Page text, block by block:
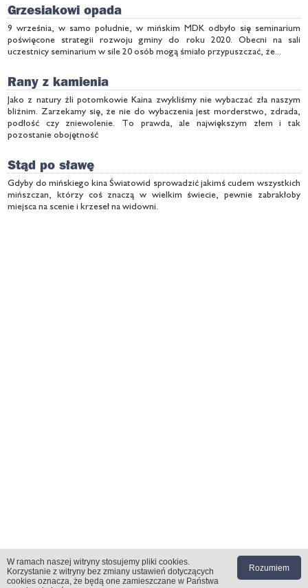
Grzesiakowi opada
9 września, w samo południe, w mińskim MDK odbyło się seminarium
poświęcone strategii rozwoju gminy do roku 2020. Obecni na sali
uczestnicy seminarium w sile 20 osób mogą śmiało przypuszczać, że...
Rany z kamienia
Jako z natury źli potomkowie Kaina zwykliśmy nie wybaczać zła naszym
bliźnim. Zarzekamy się, że nie do wybaczenia jest morderstwo, zdrada,
podłość czy zniewolenie. To prawda, ale największym złem i tak
pozostanie obojętność
Stąd po sławę
Gdyby do mińskiego kina Światowid sprowadzić jakimś cudem wszystkich
mińszczan, którzy coś znaczą w wielkim świecie, pewnie zabrakłoby
miejsca na scenie i krzeseł na widowni.
[1] « 1575|1576|1577|1578 1579
W ramach naszej witryny stosujemy pliki cookies.
Korzystanie z witryny bez zmiany ustawień dotyczących
cookies oznacza, że będą one zamieszczane w Państwa
Rozumiem